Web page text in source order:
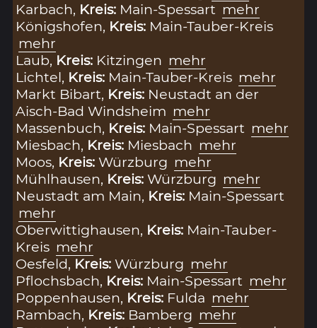
Karbach, Kreis: Main-Spessart mehr
Königshofen, Kreis: Main-Tauber-Kreis
mehr
Laub, Kreis: Kitzingen mehr
Lichtel, Kreis: Main-Tauber-Kreis mehr
Markt Bibart, Kreis: Neustadt an der
Aisch-Bad Windsheim mehr
Massenbuch, Kreis: Main-Spessart mehr
Miesbach, Kreis: Miesbach mehr
Moos, Kreis:Würzburg mehr
Mühlhausen, Kreis:Würzburg mehr
Neustadt am Main, Kreis: Main-Spessart
mehr
Oberwittighausen, Kreis: Main-Tauber-
Kreis mehr
Oesfeld, Kreis:Würzburg mehr
Pflochsbach, Kreis: Main-Spessart mehr
Poppenhausen, Kreis: Fulda mehr
Rambach, Kreis: Bamberg mehr